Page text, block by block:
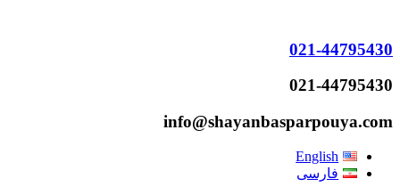
021-44795430
021-44795430
info@shayanbasparpouya.com
English
فارسی